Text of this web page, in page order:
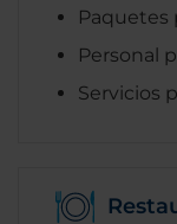
Paquetes
Personal
Servicios